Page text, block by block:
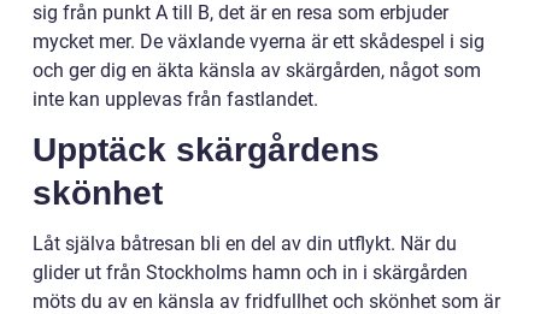
sig från punkt A till B, det är en resa som erbjuder
mycket mer. De växlande vyerna är ett skådespel i sig
och ger dig en äkta känsla av skärgården, något som
inte kan upplevas från fastlandet.
Upptäck skärgårdens
skönhet
Låt själva båtresan bli en del av din utflykt. När du
glider ut från Stockholms hamn och in i skärgården
möts du av en känsla av fridfullhet och skönhet som är